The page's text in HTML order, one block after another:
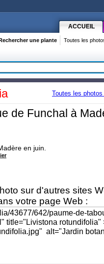
ACCUEIL
une plante Toutes les
Toutes les
en juin.
sur d'autres sites
votre page Web :